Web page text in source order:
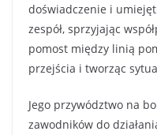
doświadczenie i
zespół, sprzyjając
pomost między linią
przejścia i tworząc
Jego przywództwo na
zawodników do